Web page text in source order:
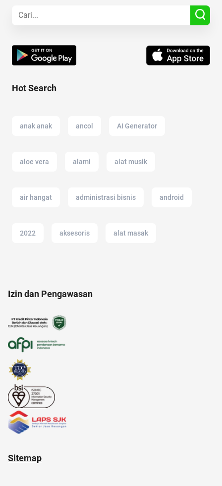
Hot Search
anak anak ancol AI Generator
aloe vera alami alat musik
air hangat administrasi bisnis android
2022 aksesoris alat masak
adakmai
american music awards 2021
Izin dan Pengawasan
Sitemap